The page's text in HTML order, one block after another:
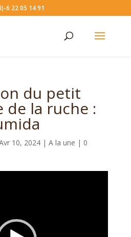
6 22 05 14 91
du petit
de la ruche :
10, 2024| A la une | 0